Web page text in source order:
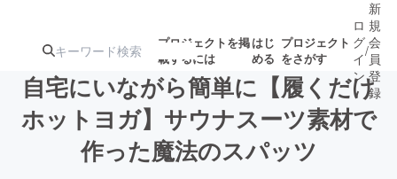
プロジェクトを掲
載するには
はじ
める
プロジェクト
をさがす
注目のリ 注目の新着プロ募集終了が近いプ
ロ
グ
イ
ン
/
新
規
会
員
登
録
自宅にいながら簡単に【履くだけ
ホットヨガ】サウナスーツ素材で
作った魔法のスパッツ